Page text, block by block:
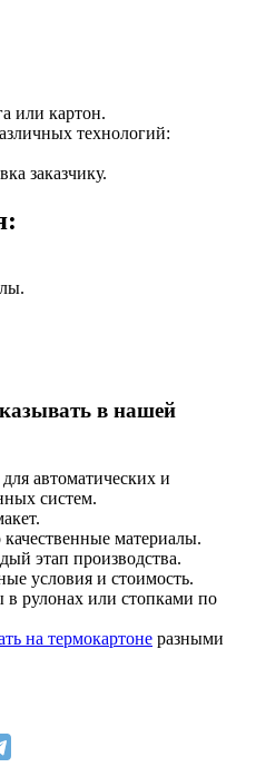
или картон.
технологий:
заказчику.
в нашей
автоматических и
систем.
материалы.
этап производства.
условия и стоимость.
в рулонах или стопками по
на термокартоне разными